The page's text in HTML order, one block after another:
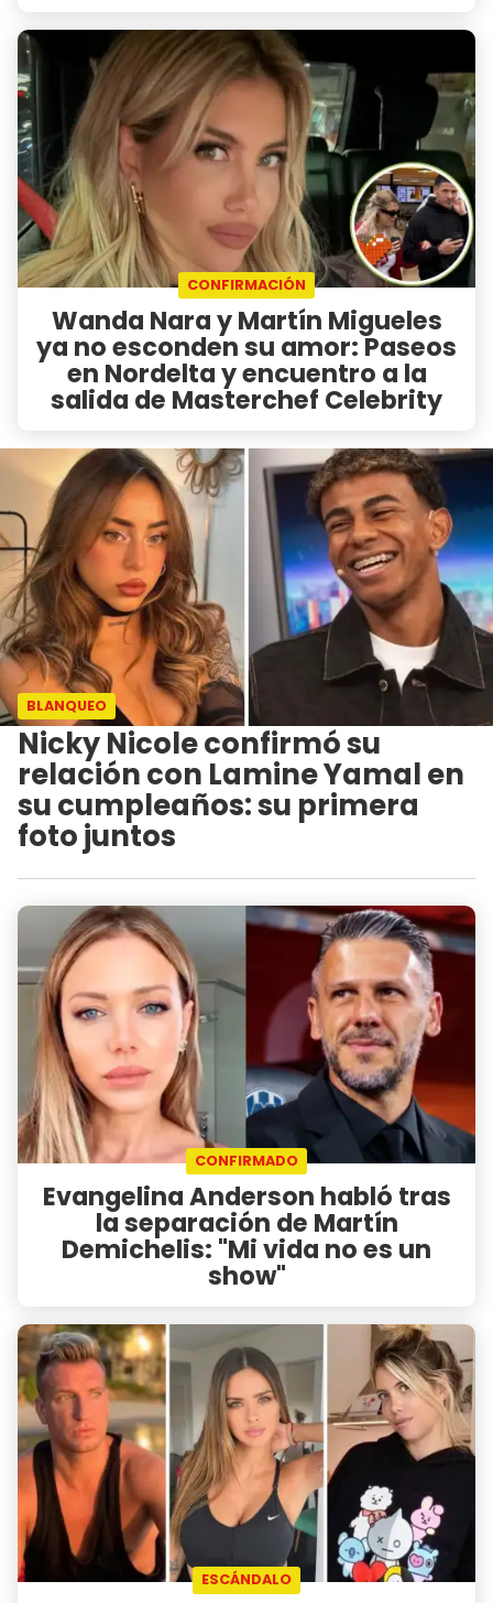
CONFIRMACIÓN
Wanda Nara y Martín Migueles
ya no esconden su amor: Paseos
en Nordelta y encuentro a la
salida de Masterchef Celebrity
BLANQUEO
Nicky Nicole confirmó su
relación con Lamine Yamal en
su cumpleaños: su primera
foto juntos
CONFIRMADO
Evangelina Anderson habló tras
la separación de Martín
Demichelis: "Mi vida no es un
show"
ESCÁNDALO